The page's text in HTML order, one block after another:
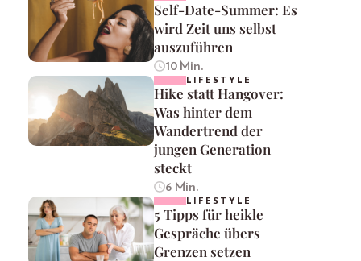
Self-Date-Summer: Es
wird Zeit uns selbst
auszuführen
10 Min.
LIFESTYLE
Hike statt Hangover:
Was hinter dem
Wandertrend der
jungen Generation
steckt
6 Min.
LIFESTYLE
5 Tipps für heikle
Gespräche übers
Grenzen setzen